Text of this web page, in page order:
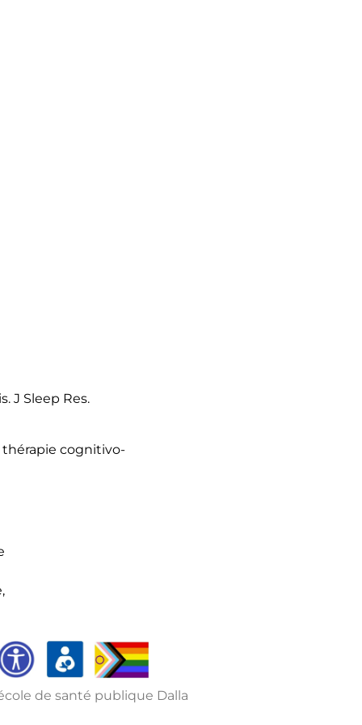
J Sleep Res.
thérapie cognitivo-
de santé publique Dalla